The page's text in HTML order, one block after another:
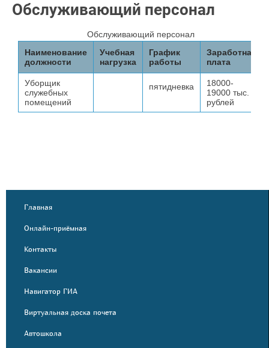
Обслуживающий персонал
Обслуживающий персонал
Наименование
должности
Учебная
нагрузка
График
работы
Заработная
плата
Уборщик
служебных
помещений
пятидневка
18000-
19000 тыс.
рублей
Главная
Онлайн-приёмная
Контакты
Вакансии
Навигатор ГИА
Виртуальная доска почета
Автошкола